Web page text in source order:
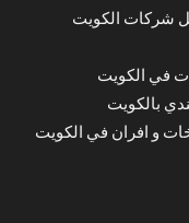
شركات الكويت
في الكويت
بالكويت
و افران في الكويت